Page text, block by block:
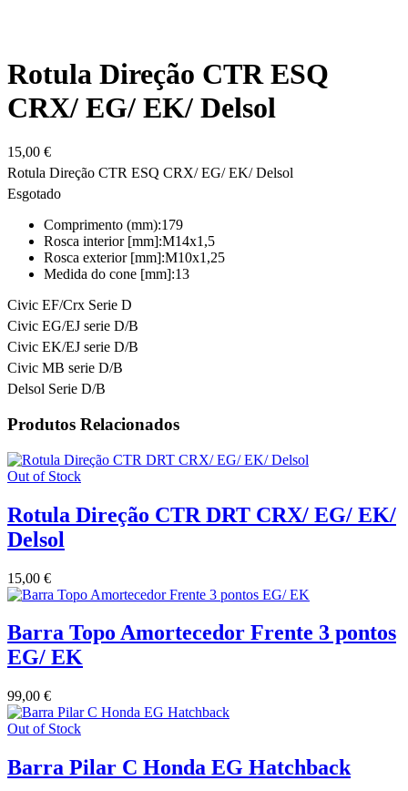
Rotula Direção CTR ESQ
CRX/ EG/ EK/ Delsol
15,00 €
Rotula Direção CTR ESQ CRX/ EG/ EK/ Delsol
Esgotado
Comprimento (mm):179
Rosca interior [mm]:M14x1,5
Rosca exterior [mm]:M10x1,25
Medida do cone [mm]:13
Civic EF/Crx Serie D
Civic EG/EJ serie D/B
Civic EK/EJ serie D/B
Civic MB serie D/B
Delsol Serie D/B
Produtos Relacionados
Out of Stock
Rotula Direção CTR DRT CRX/ EG/ EK/
Delsol
15,00 €
Barra Topo Amortecedor Frente 3 pontos
EG/ EK
99,00 €
Out of Stock
Barra Pilar C Honda EG Hatchback